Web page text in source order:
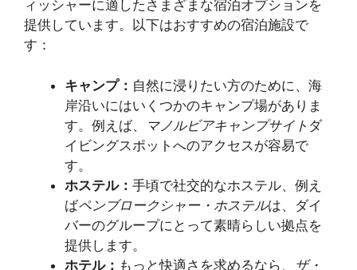
ィッシャーに適したさまざまな宿泊オプションを
提供しています。以下はおすすめの宿泊施設で
す：
キャンプ： 自然に浸りたい方のために、海
岸沿いにはいくつかのキャンプ場がありま
す。例えば、
マノルビアキャンプサイト ダ
イビングスポットへのアクセスが容易で
す。
ホステル： 手頃で社交的なホステル、例え
ばペンブロークシャー・ホステルは、ダイ
バーのグループにとって素晴らしい拠点を
提供します。
ホテル： もっと快適さを求めるなら、 ザ・